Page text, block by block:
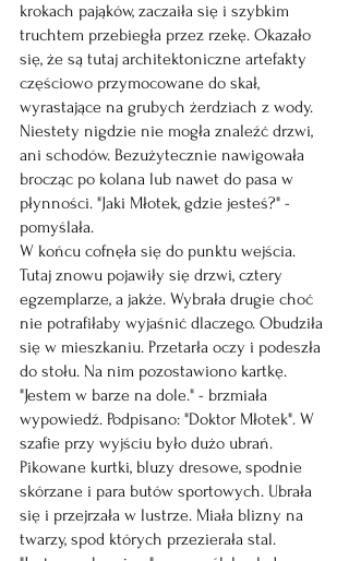
krokach pająków, zaczaiła się i szybkim
truchtem przebiegła przez rzekę. Okazało
się, że są tutaj architektoniczne artefakty
częściowo przymocowane do skał,
wyrastające na grubych żerdziach z wody.
Niestety nigdzie nie mogła znaleźć drzwi,
ani schodów. Bezużytecznie nawigowała
brocząc po kolana lub nawet do pasa w
płynności. "Jaki Młotek, gdzie jesteś?" -
pomyślała.
W końcu cofnęła się do punktu wejścia.
Tutaj znowu pojawiły się drzwi, cztery
egzemplarze, a jakże. Wybrała drugie choć
nie potrafiłaby wyjaśnić dlaczego. Obudziła
się w mieszkaniu. Przetarła oczy i podeszła
do stołu. Na nim pozostawiono kartkę.
"Jestem w barze na dole." - brzmiała
wypowiedź. Podpisano: "Doktor Młotek". W
szafie przy wyjściu było dużo ubrań.
Pikowane kurtki, bluzy dresowe, spodnie
skórzane i para butów sportowych. Ubrała
się i przejrzała w lustrze. Miała blizny na
twarzy, spod których przezierała stal.